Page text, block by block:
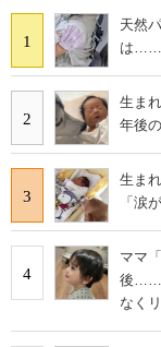
1
天然
は……
2
生ま
年後
3
生ま
「涙
4
ママ
後……
なく